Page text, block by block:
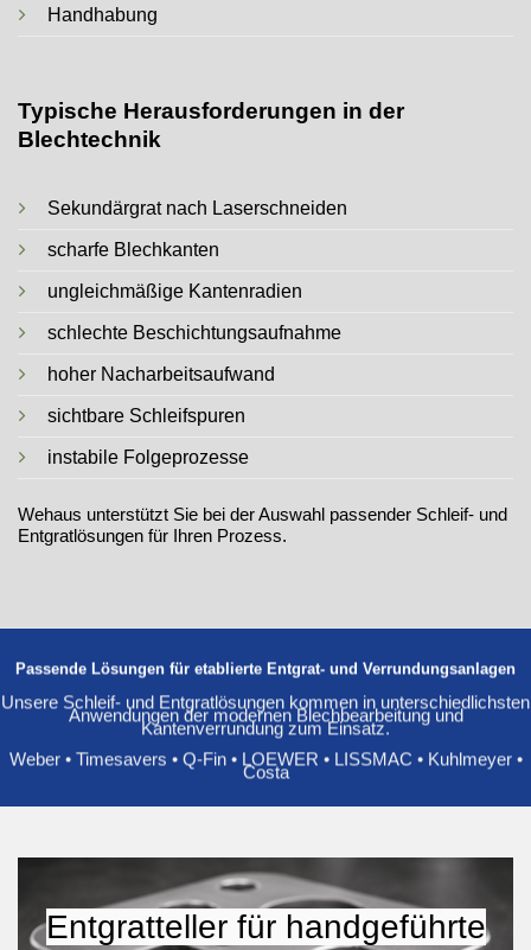
Handhabung
Typische Herausforderungen in der
Blechtechnik
Sekundärgrat nach Laserschneiden
scharfe Blechkanten
ungleichmäßige Kantenradien
schlechte Beschichtungsaufnahme
hoher Nacharbeitsaufwand
sichtbare Schleifspuren
instabile Folgeprozesse
Wehaus unterstützt Sie bei der Auswahl passender Schleif- und
Entgratlösungen für Ihren Prozess.
Passende Lösungen für etablierte Entgrat- und Verrundungsanlagen
Unsere Schleif- und Entgratlösungen kommen in unterschiedlichsten
Anwendungen der modernen Blechbearbeitung und
Kantenverrundung zum Einsatz.
Weber • Timesavers • Q-Fin • LOEWER • LISSMAC • Kuhlmeyer •
Costa
Entgratteller für handgeführte